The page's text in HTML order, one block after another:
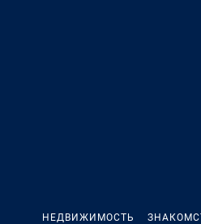
НЕДВИЖИМОСТЬ